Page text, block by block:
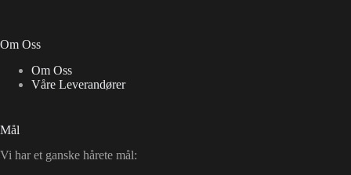
Om Oss
Om Oss
Våre Leverandører
Mål
Vi har et ganske hårete mål: